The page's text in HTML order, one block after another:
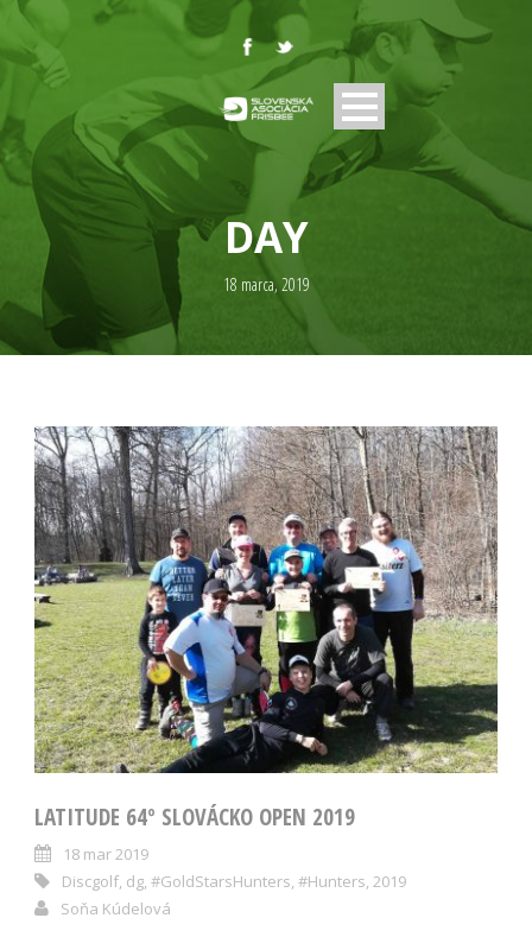
DAY
18 marca, 2019
LATITUDE 64º SLOVÁCKO OPEN 2019
18 mar 2019
Discgolf, dg, #GoldStarsHunters, #Hunters, 2019
Soňa Kúdelová